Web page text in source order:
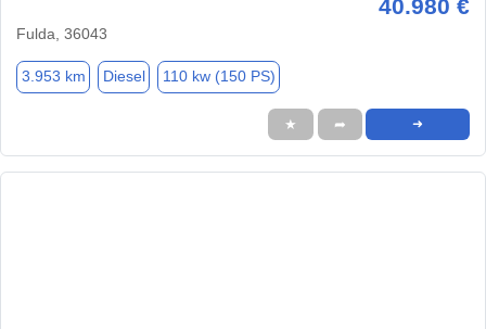
40.980 €
Fulda, 36043
3.953 km Diesel 110 kw (150 PS)
★ ➦ ➜